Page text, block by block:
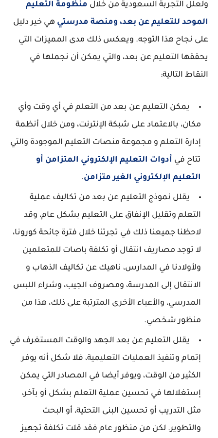
ولعلل التجربة السعودية من خلال منظومة التعليم
الموحد للتعليم عن بعد، ومنصة مدرستي هي خير دليل
على نجاح هذا التوجه. ويعكس ذلك مدى المميزات التي
يحققها التعليم عن بعد، والتي يمكن أن نجملها في
النقاط التالية:
يمكن التعليم عن بعد من التعلم في أي وقت وأي
مكان، بالاعتماد على شبكة الإنترنت، ومن خلال أنظمة
إدارة التعلم و مجموعة منصات التعليم الموجودة والتي
تتاح في أدوات التعليم الإلكتروني المتزامن أو
التعليم الإلكتروني الغير متزامن.
يقلل نموذج التعليم عن بعد من تكاليف عملية
التعلم وتقليل الإنفاق على التعليم بشكل عام، وقد
لاحظنا جميعنا ذلك في تجرتنا خلال فترة جائحة كورونا،
لا توجد مصاريف انتقال أو تكلفة باصات للمتعلمين
ولأولادنا في المدارس، ناهيك عن تكاليف الذهاب و
الانتقال إلى المدرسة، ومصروف الجيب، وشراء اللبس
المدرسي، والأعباء الأخرى المترتبة على ذلك، هذا من
منظور شخصي.
يقلل التعليم عن بعد الجهد والوقت المستغرف في
إتمام وتنفيذ العمليات التعليمية، فلا شكل أنه يوفر
الكثير من الوقت، ويوفر أيضا في المصادر التي يمكن
إستغلالها في تحسين عملية التعلم بشكل أو بآخر،
مثل التدريب أو تحسين البنى التحتية، أو البحث
والتطوير. لكن من منظور عام فقد قلت تكلفة تجهيز